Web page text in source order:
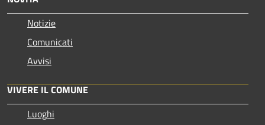
Notizie
Comunicati
Avvisi
VIVERE IL COMUNE
Luoghi